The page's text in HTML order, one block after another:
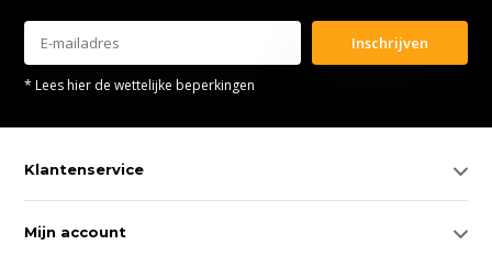
Inschrijven
* Lees hier de wettelijke beperkingen
Klantenservice
Mijn account